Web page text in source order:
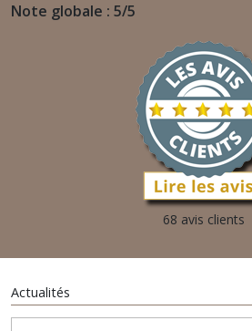
Note globale : 5/5
68 avis clients
Actualités